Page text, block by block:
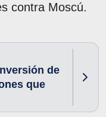
contra Moscú.
de
que